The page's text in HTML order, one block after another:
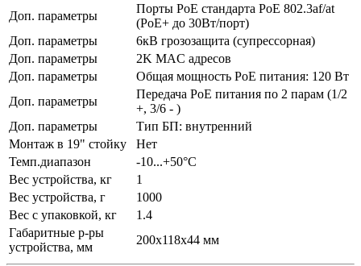
Доп. параметры
Порты PoE стандарта PoE 802.3af/at
(PoE+ до 30Вт/порт)
Доп. параметры
6кВ грозозащита (супрессорная)
Доп. параметры
2K MAC адресов
Доп. параметры
Общая мощность PoE питания: 120 Вт
Доп. параметры
Передача PoE питания по 2 парам (1/2
+, 3/6 - )
Доп. параметры
Тип БП: внутренний
Монтаж в 19" стойку
Нет
Темп.диапазон
-10...+50°С
Вес устройства, кг
1
Вес устройства, г
1000
Вес с упаковкой, кг
1.4
Габаритные р-ры
устройства, мм
200x118x44 мм